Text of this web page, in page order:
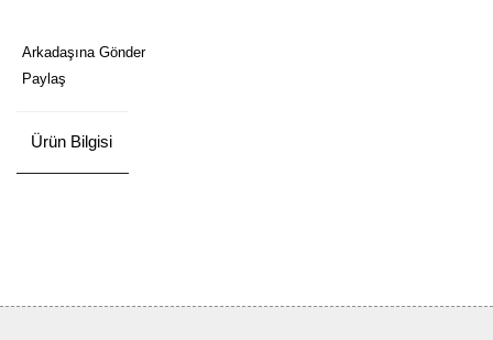
Arkadaşına Gönder
Paylaş
Ürün Bilgisi